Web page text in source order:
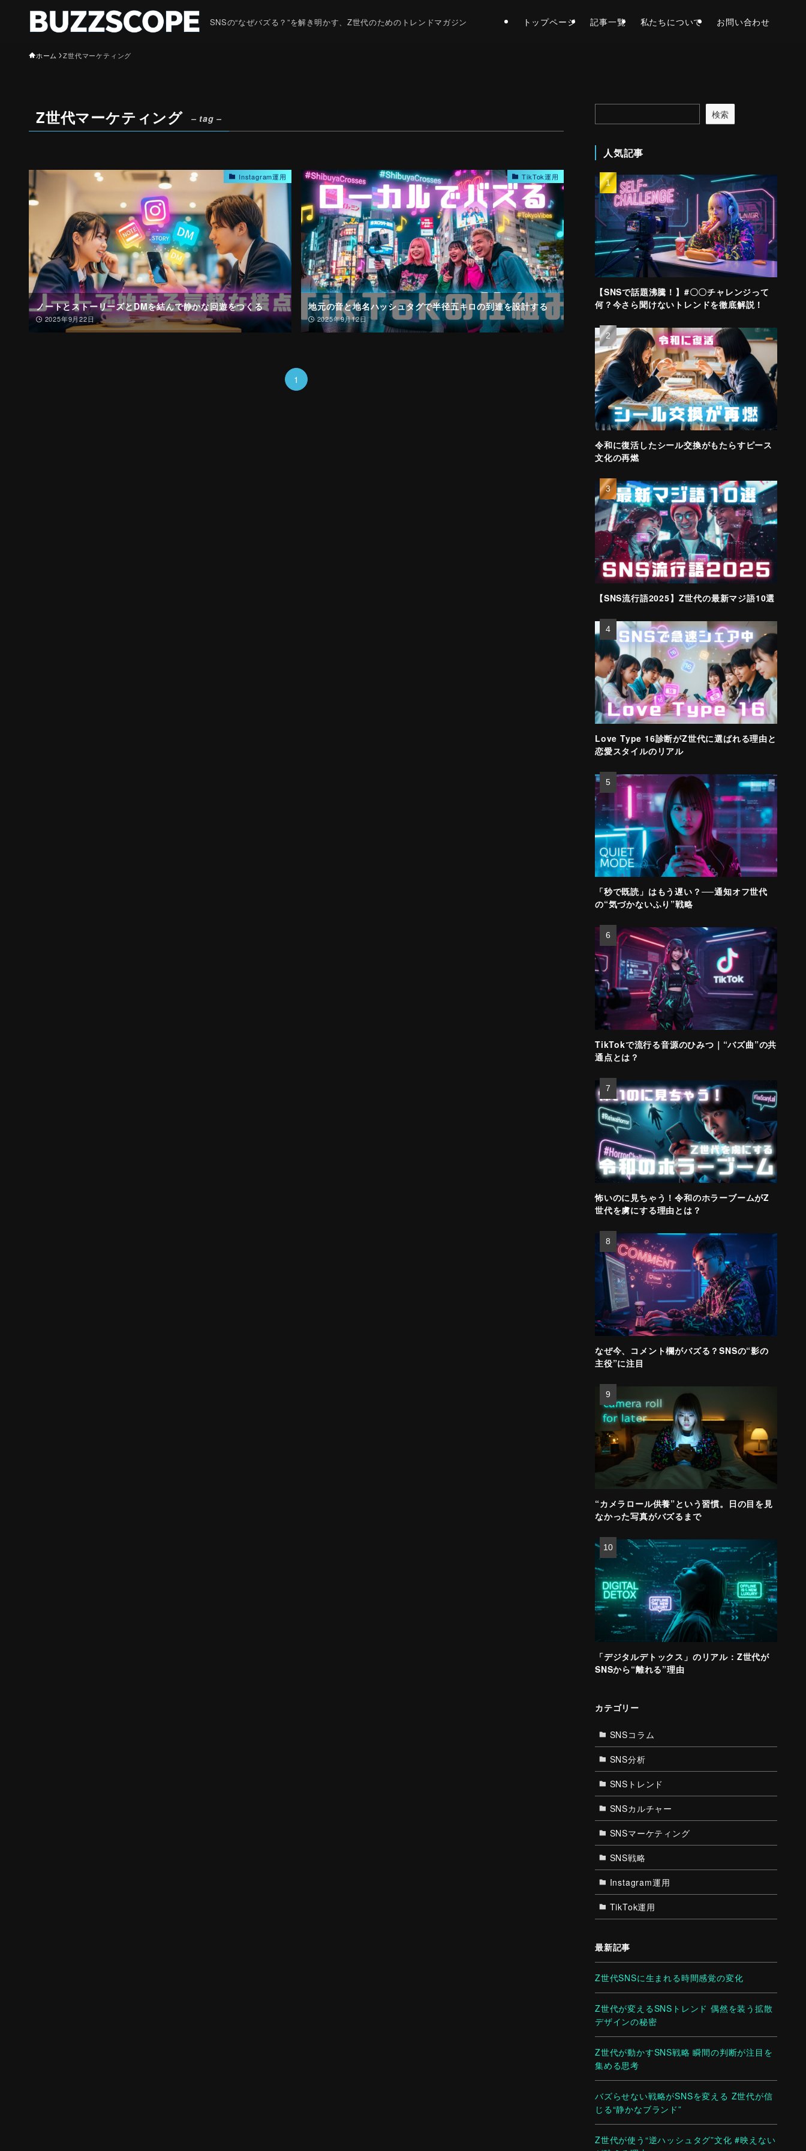
SNSの“なぜバズる？”を解き明かす、Z世代のためのトレンドマガジン トップページ 記事一覧 私たちについて お問い合わせ
ホーム Z世代マーケティング
Z世代マーケティング – tag –
Instagram運用
ノートとストーリーズとDMを結んで静かな回遊をつくる
2025年9月22日
TikTok運用
地元の音と地名ハッシュタグで半径五キロの到達を設計する
2025年9月12日
1
検索
人気記事
【SNSで話題沸騰！】#〇〇チャレンジって
何？今さら聞けないトレンドを徹底解説！
令和に復活したシール交換がもたらすピース
文化の再燃
【SNS流行語2025】Z世代の最新マジ語10選
Love Type 16診断がZ世代に選ばれる理由と
恋愛スタイルのリアル
「秒で既読」はもう遅い？──通知オフ世代
の“気づかないふり”戦略
TikTokで流行る音源のひみつ｜“バズ曲”の共
通点とは？
怖いのに見ちゃう！令和のホラーブームがZ
世代を虜にする理由とは？
なぜ今、コメント欄がバズる？SNSの“影の
主役”に注目
“カメラロール供養”という習慣。日の目を見
なかった写真がバズるまで
「デジタルデトックス」のリアル：Z世代が
SNSから“離れる”理由
カテゴリー
SNSコラム
SNS分析
SNSトレンド
SNSカルチャー
SNSマーケティング
SNS戦略
Instagram運用
TikTok運用
最新記事
Z世代SNSに生まれる時間感覚の変化
Z世代が変えるSNSトレンド 偶然を装う拡散
デザインの秘密
Z世代が動かすSNS戦略 瞬間の判断が注目を
集める思考
バズらせない戦略がSNSを変える Z世代が信
じる“静かなブランド”
Z世代が使う“逆ハッシュタグ”文化 #映えない